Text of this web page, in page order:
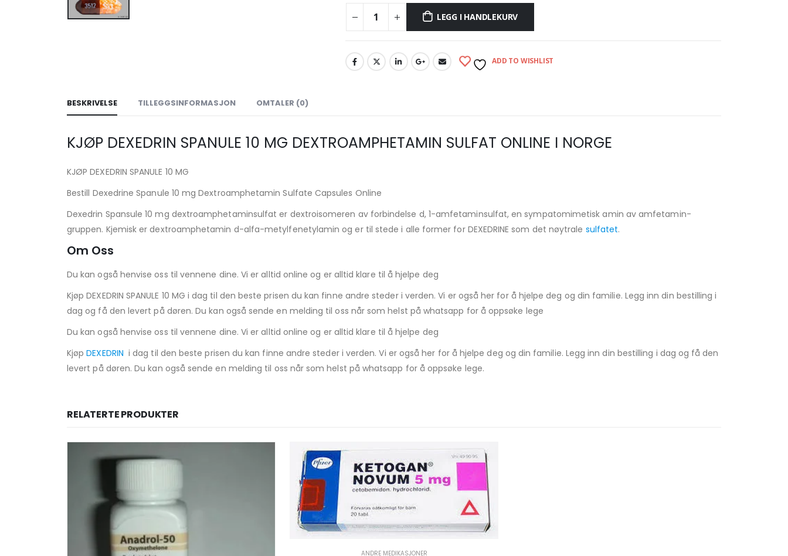
LEGG I HANDLEKURV
ADD TO WISHLIST
BESKRIVELSE TILLEGGSINFORMASJON OMTALER (0)
KJØP DEXEDRIN SPANULE 10 MG DEXTROAMPHETAMIN SULFAT ONLINE I NORGE
KJØP DEXEDRIN SPANULE 10 MG
Bestill Dexedrine Spanule 10 mg Dextroamphetamin Sulfate Capsules Online
Dexedrin Spansule 10 mg dextroamphetaminsulfat er dextroisomeren av forbindelse d, 1-amfetaminsulfat, en sympatomimetisk amin av amfetamin-
gruppen. Kjemisk er dextroamphetamin d-alfa-metylfenetylamin og er til stede i alle former for DEXEDRINE som det nøytrale sulfatet.
Om Oss
Du kan også henvise oss til vennene dine. Vi er alltid online og er alltid klare til å hjelpe deg
Kjøp DEXEDRIN SPANULE 10 MG i dag til den beste prisen du kan finne andre steder i verden. Vi er også her for å hjelpe deg og din familie. Legg inn din bestilling i
dag og få den levert på døren. Du kan også sende en melding til oss når som helst på whatsapp for å oppsøke lege
Du kan også henvise oss til vennene dine. Vi er alltid online og er alltid klare til å hjelpe deg
KjøpDEXEDRIN i dag til den beste prisen du kan finne andre steder i verden. Vi er også her for å hjelpe deg og din familie. Legg inn din bestilling i dag og få den
levert på døren. Du kan også sende en melding til oss når som helst på whatsapp for å oppsøke lege.
RELATERTE PRODUKTER
ANDRE MEDIKASJONER